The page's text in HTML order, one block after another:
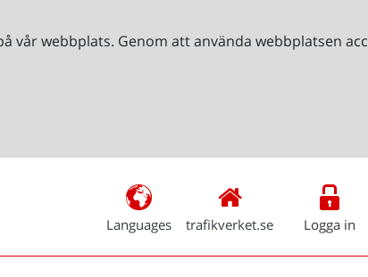
webbplats. Genom att använda webbplatsen
Languages trafikverket.se Logga in